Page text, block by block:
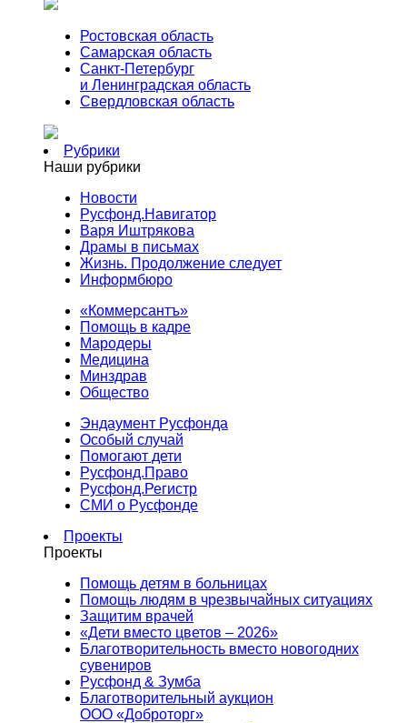
Ростовская область
Самарская область
Санкт-Петербург
и Ленинградская область
Свердловская область
Рубрики
Наши рубрики
Новости
Русфонд.Навигатор
Варя Иштрякова
Драмы в письмах
Жизнь. Продолжение следует
Информбюро
«Коммерсантъ»
Помощь в кадре
Мародеры
Медицина
Минздрав
Общество
Эндаумент Русфонда
Особый случай
Помогают дети
Русфонд.Право
Русфонд.Регистр
СМИ о Русфонде
Проекты
Проекты
Помощь детям в больницах
Помощь людям в чрезвычайных ситуациях
Защитим врачей
«Дети вместо цветов – 2026»
Благотворительность вместо новогодних
сувениров
Русфонд & Зумба
Благотворительный аукцион
ООО «Доброторг»